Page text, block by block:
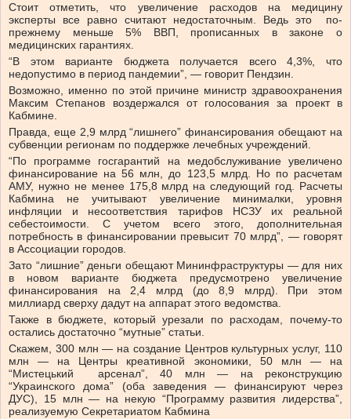
Стоит отметить, что увеличение расходов на медицину
эксперты все равно считают недостаточным. Ведь это по-
прежнему меньше 5% ВВП, прописанных в законе о
медицинских гарантиях.
“В этом варианте бюджета получается всего 4,3%, что
недопустимо в период пандемии”, — говорит Пендзин.
Возможно, именно по этой причине министр здравоохранения
Максим Степанов воздержался от голосования за проект в
Кабмине.
Правда, еще 2,9 млрд “лишнего” финансирования обещают на
субвенции регионам по поддержке лечебных учреждений.
“По программе госгарантий на медобслуживание увеличено
финансирование на 56 млн, до 123,5 млрд. Но по расчетам
АМУ, нужно не менее 175,8 млрд на следующий год. Расчеты
Кабмина не учитывают увеличение минималки, уровня
инфляции и несоответствия тарифов НСЗУ их реальной
себестоимости. С учетом всего этого, дополнительная
потребность в финансировании превысит 70 млрд”, — говорят
в Ассоциации городов.
Зато “лишние” деньги обещают Мининфраструктуры — для них
в новом варианте бюджета предусмотрено увеличение
финансирования на 2,4 млрд (до 8,9 млрд). При этом
миллиард сверху дадут на аппарат этого ведомства.
Также в бюджете, который урезали по расходам, почему-то
остались достаточно “мутные” статьи.
Скажем, 300 млн — на создание Центров культурных услуг, 110
млн — на Центры креативной экономики, 50 млн — на
“Мистецький арсенал”, 40 млн — на реконструкцию
“Украинского дома” (оба заведения — финансируют через
ДУС), 15 млн — на некую “Программу развития лидерства”,
реализуемую Секретариатом Кабмина